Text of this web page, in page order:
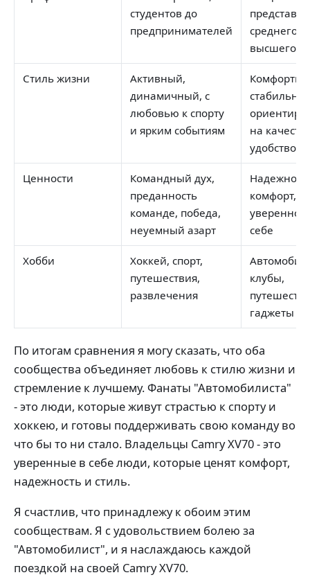
студентов до
предпринимателей
среднего и
высшего
Стиль жизни
Активный,
динамичный, с
любовью к спорту
и ярким событиям
на
удобство
Ценности
Командный дух,
преданность
команде, победа,
неуемный азарт
комфорт,
себе
Хобби
Хоккей, спорт,
путешествия,
развлечения
клубы,
гаджеты
По итогам сравнения я могу сказать, что оба
сообщества объединяет любовь к стилю жизни и
стремление к лучшему. Фанаты "Автомобилиста"
- это люди, которые живут страстью к спорту и
хоккею, и готовы поддерживать свою команду во
что бы то ни стало. Владельцы Camry XV70 - это
уверенные в себе люди, которые ценят комфорт,
надежность и стиль.
Я счастлив, что принадлежу к обоим этим
сообществам. Я с удовольствием болею за
"Автомобилист", и я наслаждаюсь каждой
поездкой на своей Camry XV70.